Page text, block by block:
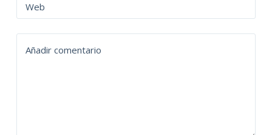
Web
Añadir comentario
a
t